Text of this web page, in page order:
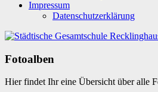
Impressum
Datenschutzerklärung
Fotoalben
Hier findet Ihr eine Übersicht über alle